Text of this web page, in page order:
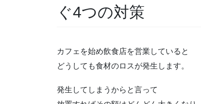
ぐ4つの対策
カフェを始め飲食店を営業していると
どうしても食材のロスが発生します。
発生してしまうからと言って